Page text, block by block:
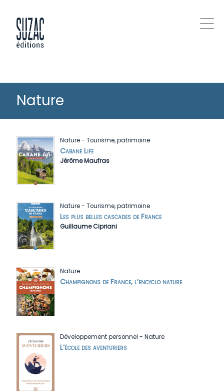
Nature
Nature- Tourisme, patrimoine
Cabane Life
Jérôme Maufras
Nature- Tourisme, patrimoine
Les plus belles cascades de France
Guillaume Cipriani
Nature
Champignons de France, l’encyclo nature
Développement personnel - Nature
L’école des aventuriers